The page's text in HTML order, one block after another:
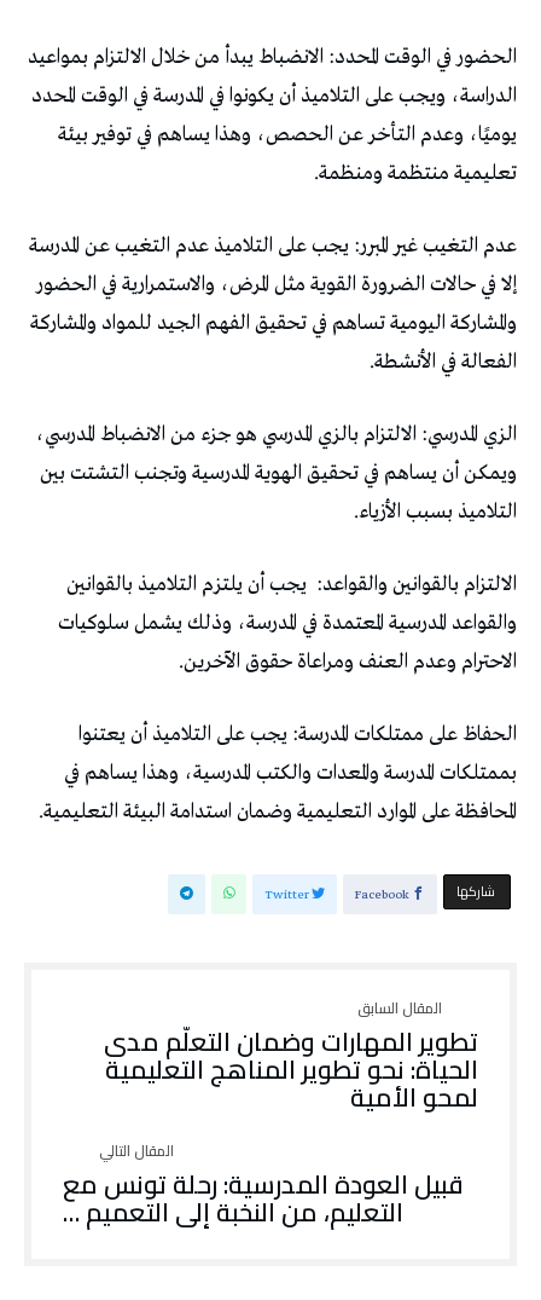
الحضور في الوقت المحدد: الانضباط يبدأ من خلال الالتزام بمواعيد
الدراسة، ويجب على التلاميذ أن يكونوا في المدرسة في الوقت المحدد
يوميًا، وعدم التأخر عن الحصص، وهذا يساهم في توفير بيئة
تعليمية منتظمة ومنظمة.
عدم التغيب غير المبرر: يجب على التلاميذ عدم التغيب عن المدرسة
إلا في حالات الضرورة القوية مثل المرض، والاستمرارية في الحضور
والمشاركة اليومية تساهم في تحقيق الفهم الجيد للمواد والمشاركة
الفعالة في الأنشطة.
الزي المدرسي: الالتزام بالزي المدرسي هو جزء من الانضباط المدرسي،
ويمكن أن يساهم في تحقيق الهوية المدرسية وتجنب التشتت بين
التلاميذ بسبب الأزياء.
الالتزام بالقوانين والقواعد: يجب أن يلتزم التلاميذ بالقوانين
والقواعد المدرسية المعتمدة في المدرسة، وذلك يشمل سلوكيات
الاحترام وعدم العنف ومراعاة حقوق الآخرين.
الحفاظ على ممتلكات المدرسة: يجب على التلاميذ أن يعتنوا
بممتلكات المدرسة والمعدات والكتب المدرسية، وهذا يساهم في
المحافظة على الموارد التعليمية وضمان استدامة البيئة التعليمية.
‫‫ شاركها‬ Facebook
Twitter
تطوير المهارات وضمان التعلّم مدى
الحياة: نحو تطوير المناهج التعليمية
لمحو الأمية
قبيل العودة المدرسية: رحلة تونس مع
التعليم، من النخبة إلى التعميم …